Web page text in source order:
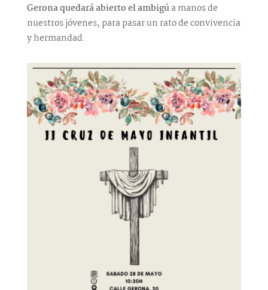
Gerona quedará abierto el ambigúa manos de
nuestros jóvenes, para pasar un rato de convivencia
y hermandad.